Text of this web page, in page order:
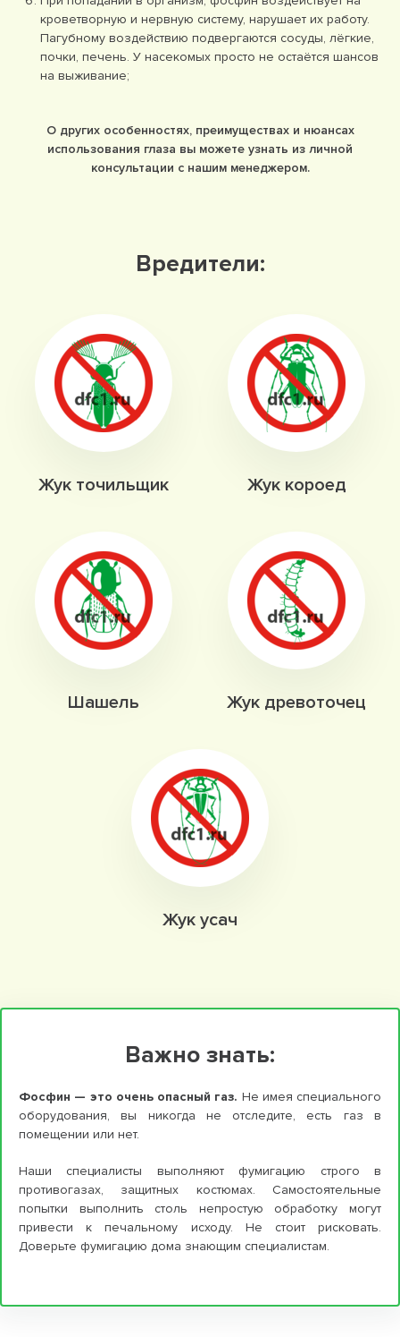
кроветворную и нервную систему, нарушает их работу.
Пагубному воздействию подвергаются сосуды, лёгкие,
почки, печень. У насекомых просто не остаётся шансов
на выживание;
О других особенностях, преимуществах и нюансах
использования глаза вы можете узнать из личной
консультации с нашим менеджером.
Вредители:
Жук точильщик Жук короед
Шашель Жук древоточец
Жук усач
Важно знать:
Фосфин — это очень опасный газ. Не имея специального
оборудования, вы никогда не отследите, есть газ в
помещении или нет.
Наши специалисты выполняют фумигацию строго в
противогазах, защитных костюмах. Самостоятельные
попытки выполнить столь непростую обработку могут
привести к печальному исходу. Не стоит рисковать.
Доверьте фумигацию дома знающим специалистам.